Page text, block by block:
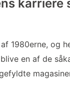
karriere
1980erne, og
en af de